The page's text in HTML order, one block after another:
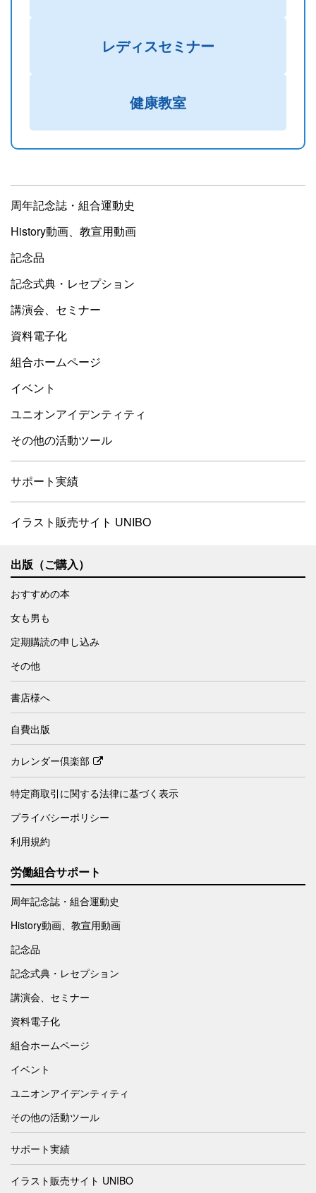
レディスセミナー
健康教室
周年記念誌・組合運動史
History動画、教宣用動画
記念品
記念式典・レセプション
講演会、セミナー
資料電子化
組合ホームページ
イベント
ユニオンアイデンティティ
その他の活動ツール
サポート実績
イラスト販売サイト UNIBO
出版（ご購入）
おすすめの本
女も男も
定期購読の申し込み
その他
書店様へ
自費出版
カレンダー倶楽部
特定商取引に関する法律に基づく表示
プライバシーポリシー
利用規約
労働組合サポート
周年記念誌・組合運動史
History動画、教宣用動画
記念品
記念式典・レセプション
講演会、セミナー
資料電子化
組合ホームページ
イベント
ユニオンアイデンティティ
その他の活動ツール
サポート実績
イラスト販売サイト UNIBO